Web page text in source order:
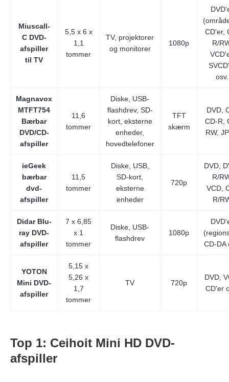
Miuscall-
C DVD-
afspiller
til TV
5,5 x 6 x
1,1
tommer
TV, projektorer
og monitorer
1080p
CD'er,
R/
osv.
Magnavox
MTFT754
Bærbar
DVD/CD-
afspiller
11,6
tommer
Diske, USB-
flashdrev, SD-
kort, eksterne
enheder,
hovedtelefoner
TFT
skærm
DVD,
CD-R,
RW,
ieGeek
bærbar
dvd-
afspiller
11,5
tommer
Diske, USB,
SD-kort,
eksterne
enheder
720p
DVD,
R/
VCD,
R/
Didar Blu-
ray DVD-
afspiller
7 x 6,85
x 1
tommer
Diske, USB-
flashdrev
1080p
CD-DA
YOTON
Mini DVD-
afspiller
5,15 x
5,26 x
1,7
tommer
TV 720p
DVD,
CD'er
Top 1: Ceihoit Mini HD DVD-
afspiller